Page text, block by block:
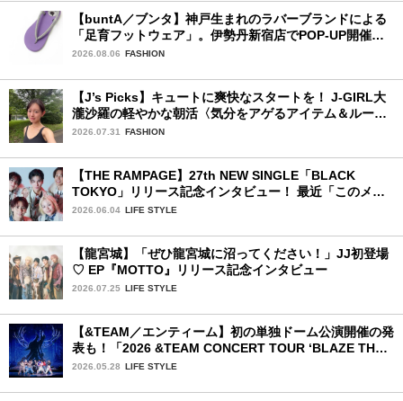
【buntA／ブンタ】神戸生まれのラバーブランドによる
「足育フットウェア」。伊勢丹新宿店でPOP-UP開催
中！
2026.08.06 FASHION
【J’s Picks】キュートに爽快なスタートを！ J-GIRL大
瀧沙羅の軽やかな朝活〈気分をアゲるアイテム＆ルーテ
ィーン〉
2026.07.31 FASHION
【THE RAMPAGE】27th NEW SINGLE「BLACK
TOKYO」リリース記念インタビュー！ 最近「このメン
バー、男らしいな」と感じた瞬間は？
2026.06.04 LIFE STYLE
【龍宮城】「ぜひ龍宮城に沼ってください！」JJ初登場
♡ EP『MOTTO』リリース記念インタビュー
2026.07.25 LIFE STYLE
【&TEAM／エンティーム】初の単独ドーム公演開催の発
表も！「2026 &TEAM CONCERT TOUR ‘BLAZE THE
WAY’」神奈川公演初日レポ
2026.05.28 LIFE STYLE